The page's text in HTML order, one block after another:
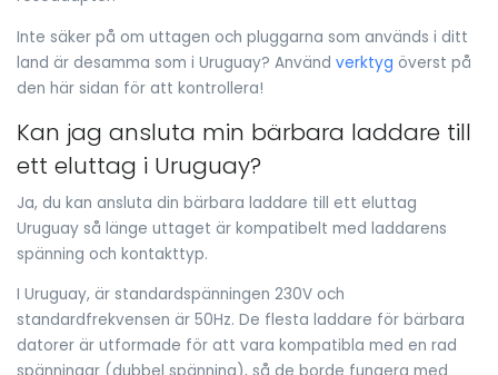
Inte säker på om uttagen och pluggarna som används i ditt
land är desamma som i Uruguay? Använd verktyg överst på
den här sidan för att kontrollera!
Kan jag ansluta min bärbara laddare till
ett eluttag i Uruguay?
Ja, du kan ansluta din bärbara laddare till ett eluttag
Uruguay så länge uttaget är kompatibelt med laddarens
spänning och kontakttyp.
I Uruguay, är standardspänningen 230V och
standardfrekvensen är 50Hz. De flesta laddare för bärbara
datorer är utformade för att vara kompatibla med en rad